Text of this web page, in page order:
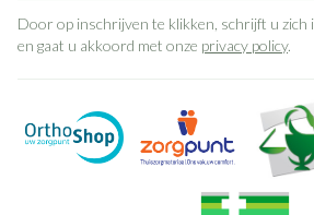
Door op inschrijven te klikken, schrijft u
en gaat u akkoord met onze privacy policy.